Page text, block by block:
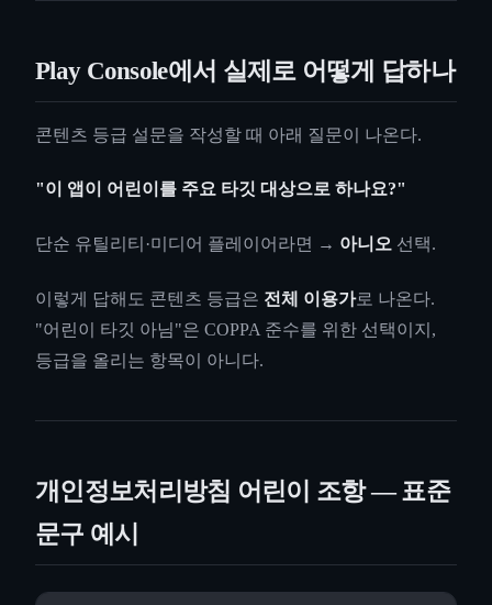
Play Console에서 실제로 어떻게 답하나
콘텐츠 등급 설문을 작성할 때 아래 질문이 나온다.
"이 앱이 어린이를 주요 타깃 대상으로 하나요?"
단순 유틸리티·미디어 플레이어라면 → 아니오 선택.
이렇게 답해도 콘텐츠 등급은 전체 이용가로 나온다.
"어린이 타깃 아님"은 COPPA 준수를 위한 선택이지,
등급을 올리는 항목이 아니다.
개인정보처리방침 어린이 조항 — 표준
문구 예시